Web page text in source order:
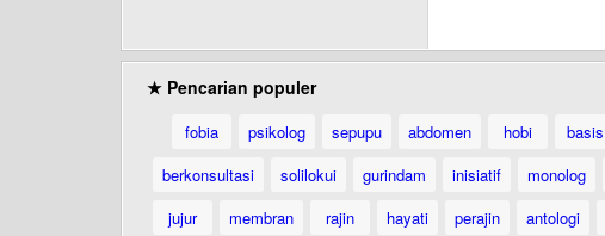
★ Pencarian populer
fobia psikolog sepupu abdomen hobi basis
berkonsultasi
solilokui gurindam inisiatif monolog
jujur
membran rajin hayati perajin antologi